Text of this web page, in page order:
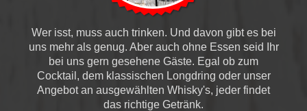
Wer isst, muss auch trinken. Und davon gibt es bei
uns mehr als genug. Aber auch ohne Essen seid Ihr
bei uns gern gesehene Gäste. Egal ob zum
Cocktail, dem klassischen Longdring oder unser
Angebot an ausgewählten Whisky's, jeder findet
das richtige Getränk.